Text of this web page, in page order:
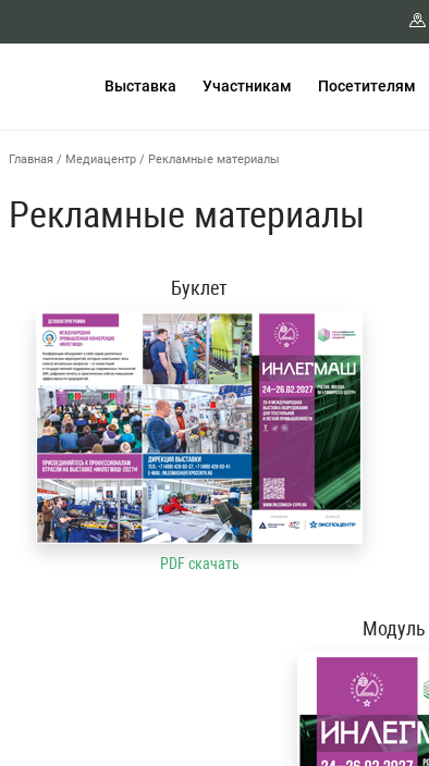
Выставка Участникам Посетителям
Главная / Медиацентр / Рекламные материалы
Рекламные материалы
Буклет
PDF скачать
Модуль